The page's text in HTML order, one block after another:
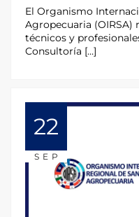
El Organismo
Agropecuaria
técnicos y
Consultoría […]
22
SEP